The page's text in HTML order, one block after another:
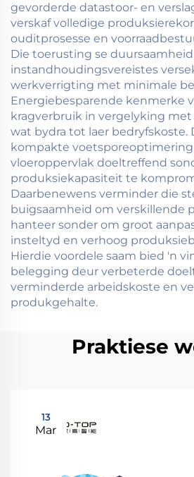
gevorderde datastoor- en
verskaf volledige
ouditprosesse en
Die toerusting se duursaamheid
instandhoudingsvereistes
werkverrigting met minimale
Energiebesparende kenmerke
kragverbruik in vergelyking met
wat bydra tot laer bedryfskoste.
kompakte
vloeroppervlak doeltreffend
produksiekapasiteit te
Daarbenewens verminder die
buigsaamheid om verskillende
hanteer sonder om groot
insteltyd en verhoog
Hierdie voordele saam bied 'n
belegging deur verbeterde
verminderde arbeidskoste en
produkgehalte.
Praktiese
13
Mar